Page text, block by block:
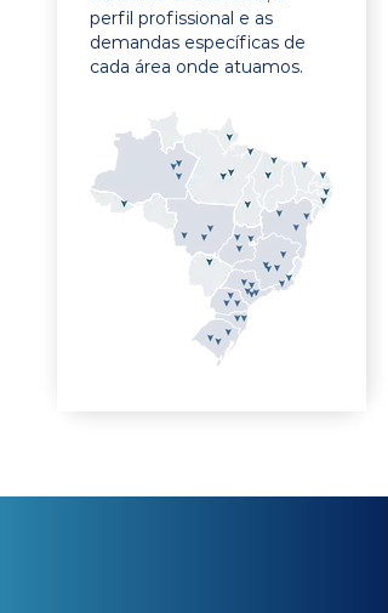
perfil profissional e as
demandas específicas de
cada área onde atuamos.